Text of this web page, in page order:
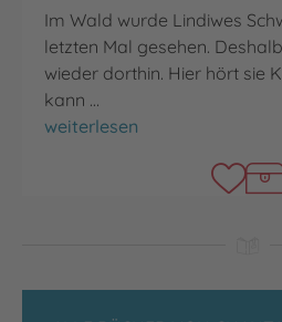
Im Wald wurde Lindiwes
letzten Mal gesehen.
wieder dorthin. Hier hört sie
kann …
City of Trees
weiterlesen